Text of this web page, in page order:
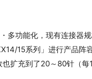
功能化，现有连接器
15系列」进行产品阵
扩充到了20～80针（